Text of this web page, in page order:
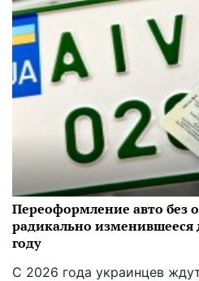
Переоформление авто без
радикально изменившееся
году
С 2026 года украинцев